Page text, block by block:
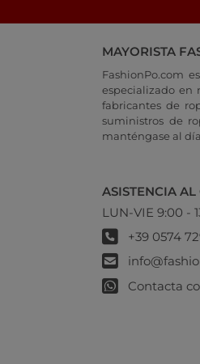
MAYORISTA
FashionPo.com
especializado en
fabricantes de
suministros de
manténgase al
ASISTENCIA AL
LUN-VIE 9:00 -
+39 0574
Contacta